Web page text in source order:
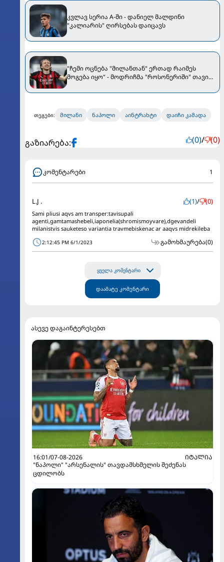
კვლავ სერია A-ში - დანიელ მალდინი
"კალიარის" ღირსებას დაიცავს
"ჩემი ოცნება "მილანთან" ერთად რაიმეს
მოგება იყო" - მოდრიჩმა "როსონერიში" თავის
თეგები: მილანი ნაპოლი აინტრახტი დაიჩი კამადა
გაზიარება: (0)/ (0)
კომენტარები 1
L.J . (1)/ (0)
Sami pliusi aqvs am transper:tavisupali
agenti,gamtamashebeli,iaponelia(shromismoyvare),dgevandeli
milanistvis sauketeso variantia travmebiskenac ar aaqvs midrekileba
2:12:45 PM 6/1/2023 გამოხმაურება(0)
ყველა კომენტარი
დაამატე კომენტარი
ასევე დაგაინტერესებთ
16:01/07-08-2026
ᲘᲢᲐᲚᲘᲐ
"ნაპოლი" "არსენალის" თავდამსხმელის შეძენას
ცდილობს